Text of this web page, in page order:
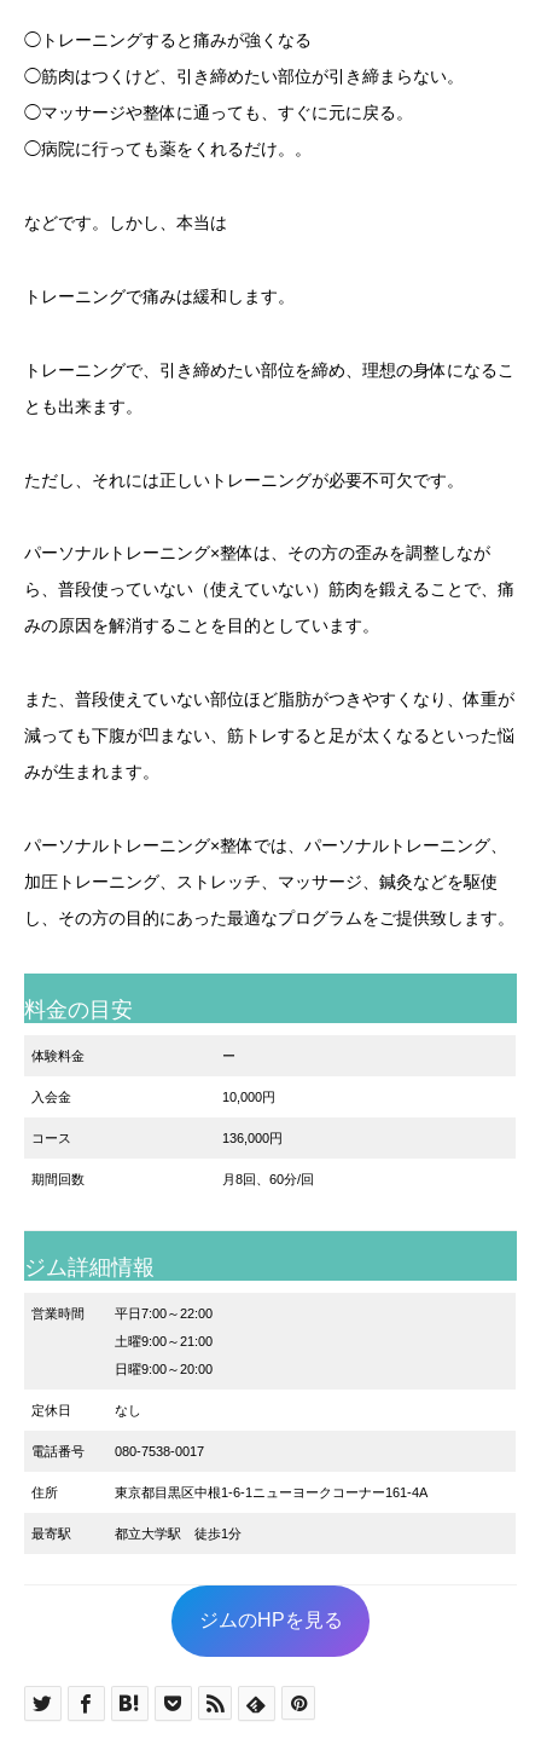
◯トレーニングすると痛みが強くなる
◯筋肉はつくけど、引き締めたい部位が引き締まらない。
◯マッサージや整体に通っても、すぐに元に戻る。
◯病院に行っても薬をくれるだけ。。
などです。しかし、本当は
トレーニングで痛みは緩和します。
トレーニングで、引き締めたい部位を締め、理想の身体になるこ
とも出来ます。
ただし、それには正しいトレーニングが必要不可欠です。
パーソナルトレーニング×整体は、その方の歪みを調整しなが
ら、普段使っていない（使えていない）筋肉を鍛えることで、痛
みの原因を解消することを目的としています。
また、普段使えていない部位ほど脂肪がつきやすくなり、体重が
減っても下腹が凹まない、筋トレすると足が太くなるといった悩
みが生まれます。
パーソナルトレーニング×整体では、パーソナルトレーニング、
加圧トレーニング、ストレッチ、マッサージ、鍼灸などを駆使
し、その方の目的にあった最適なプログラムをご提供致します。
料金の目安
体験料金 ー
入会金 10,000円
コース 136,000円
期間回数 月8回、60分/回
ジム詳細情報
営業時間
平日7:00～22:00
土曜9:00～21:00
日曜9:00～20:00
定休日 なし
電話番号 080-7538-0017
住所 東京都目黒区中根1-6-1ニューヨークコーナー161-4A
最寄駅 都立大学駅 徒歩1分
ジムのHPを見る